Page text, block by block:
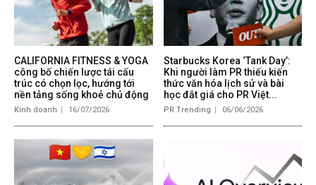
CALIFORNIA FITNESS & YOGA
công bố chiến lược tái cấu
trúc có chọn lọc, hướng tới
nền tảng sống khoẻ chủ động
Kinh doanh 16/07/2026
Starbucks Korea ‘Tank Day’:
Khi người làm PR thiếu kiến
thức văn hóa lịch sử và bài
học đắt giá cho PR Việt...
PR Trending 06/06/2026